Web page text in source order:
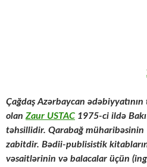
Çağdaş Azərbaycan
olan Zaur USTAC 1975-ci ildə
təhsillidir. Qarabağ müharibəsinin
zabitdir. Bədii-publisistik
vəsaitlərinin və balacalar üçün